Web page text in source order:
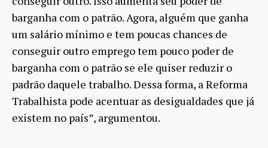
barganha com o patrão. Agora, alguém que ganha
um salário mínimo e tem poucas chances de
conseguir outro emprego tem pouco poder de
barganha com o patrão se ele quiser reduzir o
padrão daquele trabalho. Dessa forma, a Reforma
Trabalhista pode acentuar as desigualdades que já
existem no país”, argumentou.